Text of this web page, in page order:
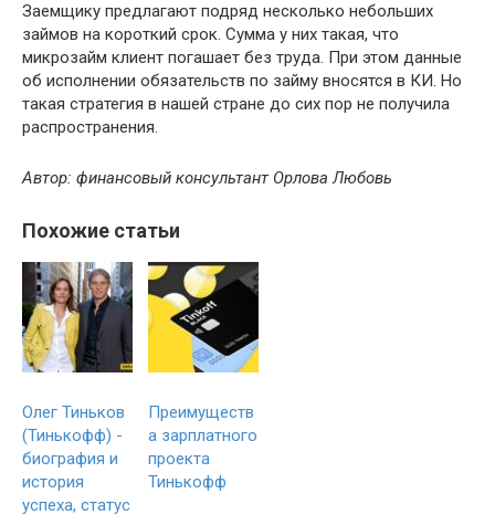
Заемщику предлагают подряд несколько небольших
займов на короткий срок. Сумма у них такая, что
микрозайм клиент погашает без труда. При этом данные
об исполнении обязательств по займу вносятся в КИ. Но
такая стратегия в нашей стране до сих пор не получила
распространения.
Автор: финансовый консультант Орлова Любовь
Похожие статьи
Олег Тиньков
(Тинькофф) -
биография и
история
успеха, статус
Преимуществ
а зарплатного
проекта
Тинькофф